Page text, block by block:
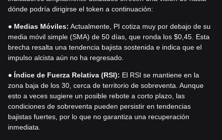
dónde podría dirigirse el token a continuación:
● Medias Móviles: Actualmente, PI cotiza muy por debajo de su
media móvil simple (SMA) de 50 días, que ronda los $0,45. Esta
brecha resalta una tendencia bajista sostenida e indica que el
impulso alcista aún no ha regresado.
● Índice de Fuerza Relativa (RSI): El RSI se mantiene en la
zona baja de los 30, cerca de territorio de sobreventa. Aunque
esto a veces sugiere un posible rebote a corto plazo, las
condiciones de sobreventa pueden persistir en tendencias
bajistas fuertes, por lo que no garantiza una recuperación
inmediata.